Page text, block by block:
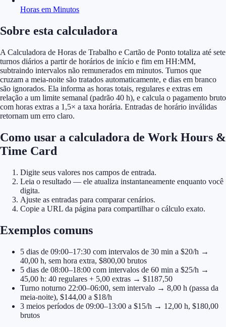
Horas em Minutos
Sobre esta calculadora
A Calculadora de Horas de Trabalho e Cartão de Ponto totaliza até sete
turnos diários a partir de horários de início e fim em HH:MM,
subtraindo intervalos não remunerados em minutos. Turnos que
cruzam a meia-noite são tratados automaticamente, e dias em branco
são ignorados. Ela informa as horas totais, regulares e extras em
relação a um limite semanal (padrão 40 h), e calcula o pagamento bruto
com horas extras a 1,5× a taxa horária. Entradas de horário inválidas
retornam um erro claro.
Como usar a calculadora de Work Hours &
Time Card
Digite seus valores nos campos de entrada.
Leia o resultado — ele atualiza instantaneamente enquanto você
digita.
Ajuste as entradas para comparar cenários.
Copie a URL da página para compartilhar o cálculo exato.
Exemplos comuns
5 dias de 09:00–17:30 com intervalos de 30 min a $20/h →
40,00 h, sem hora extra, $800,00 brutos
5 dias de 08:00–18:00 com intervalos de 60 min a $25/h →
45,00 h: 40 regulares + 5,00 extras → $1187,50
Turno noturno 22:00–06:00, sem intervalo → 8,00 h (passa da
meia-noite), $144,00 a $18/h
3 meios períodos de 09:00–13:00 a $15/h → 12,00 h, $180,00
brutos